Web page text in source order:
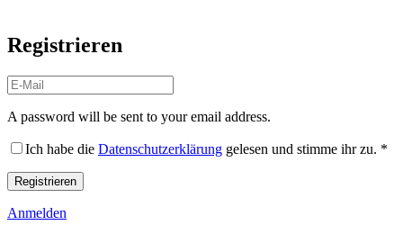
Registrieren
A password will be sent to your email address.
Ich habe die Datenschutzerklärung gelesen und stimme ihr zu. *
Registrieren
Anmelden